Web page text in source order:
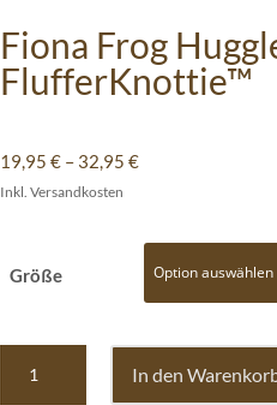
Fiona Frog
FlufferKnottie™
19,95 €– 32,95 €
Inkl. Versandkosten
Größe
Frog
In den